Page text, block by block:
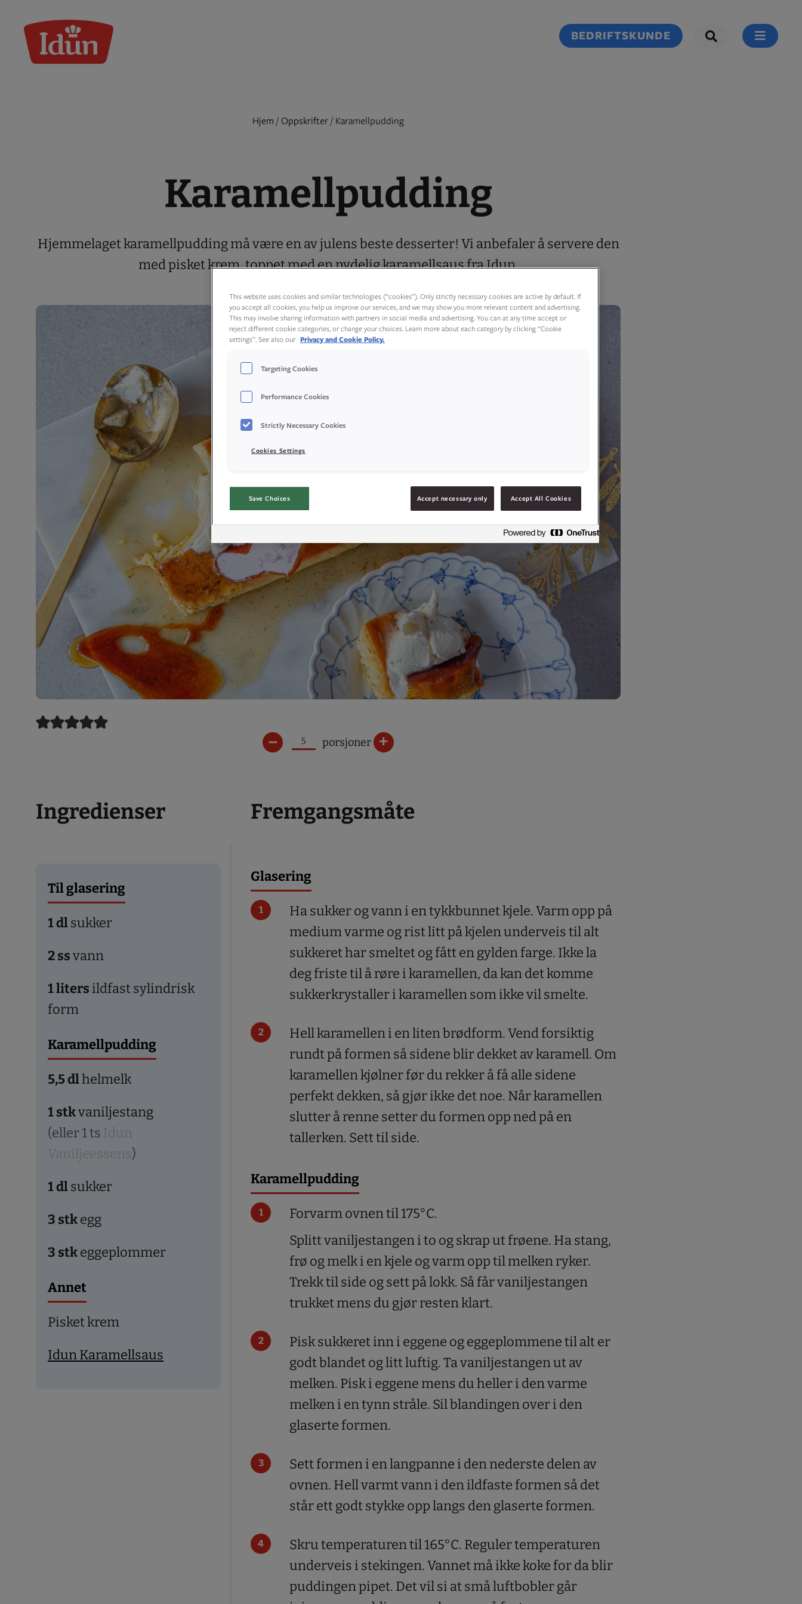
content
BEDRIFTSKUNDE
Hjem / Oppskrifter/ Karamellpudding
Karamellpudding
Hjemmelaget karamellpudding må være en av julens beste desserter! Vi anbefaler å servere den
med pisket krem, toppet med en nydelig karamellsaus fra Idun.
porsjoner
– +
Ingredienser
Til glasering
1dlsukker
2ssvann
1liters ildfast sylindrisk
form
Karamellpudding
5,5dlhelmelk
1stkvaniljestang
(eller 1 ts Idun
Vaniljeessens)
1dlsukker
3 stkegg
3 stkeggeplommer
Annet
Pisket krem
Idun Karamellsaus
Fremgangsmåte
Glasering
Ha sukker og vann i en tykkbunnet kjele. Varm opp på
medium varme og rist litt på kjelen underveis til alt
sukkeret har smeltet og fått en gylden farge. Ikke la
deg friste til å røre i karamellen, da kan det komme
sukkerkrystaller i karamellen som ikke vil smelte.
Hell karamellen i en liten brødform. Vend forsiktig
rundt på formen så sidene blir dekket av karamell. Om
karamellen kjølner før du rekker å få alle sidene
perfekt dekken, så gjør ikke det noe. Når karamellen
slutter å renne setter du formen opp ned på en
tallerken. Sett til side.
Karamellpudding
Forvarm ovnen til 175°C.
Splitt vaniljestangen i to og skrap ut frøene. Ha stang,
frø og melk i en kjele og varm opp til melken ryker.
Trekk til side og sett på lokk. Så får vaniljestangen
trukket mens du gjør resten klart.
Pisk sukkeret inn i eggene og eggeplommene til alt er
godt blandet og litt luftig. Ta vaniljestangen ut av
melken. Pisk i eggene mens du heller i den varme
melken i en tynn stråle. Sil blandingen over i den
glaserte formen.
Sett formen i en langpanne i den nederste delen av
ovnen. Hell varmt vann i den ildfaste formen så det
står ett godt stykke opp langs den glaserte formen.
Skru temperaturen til 165°C. Reguler temperaturen
underveis i stekingen. Vannet må ikke koke for da blir
puddingen pipet. Det vil si at små luftbobler går
This website uses cookies and similar technologies (“cookies”). Only strictly necessary cookies are active by default. If
you accept all cookies, you help us improve our services, and we may show you more relevant content and advertising.
This may involve sharing information with partners in social media and advertising. You can at any time accept or
reject different cookie categories, or change your choices. Learn more about each category by clicking “Cookie
settings”. See also our Privacy and Cookie Policy.
Targeting Cookies
Performance Cookies
Strictly Necessary Cookies
Cookies Settings
Save Choices Accept necessary only Accept All Cookies